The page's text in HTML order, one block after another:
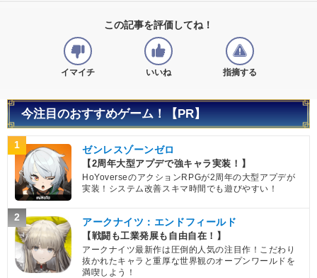
この記事を評価してね！
イマイチ いいね 指摘する
今注目のおすすめゲーム！【PR】
1 ゼンレスゾーンゼロ
【2周年大型アプデで強キャラ実装！】
HoYoverseのアクションRPGが2周年の大型アプデが
実装！システム改善スキマ時間でも遊びやすい！
2 アークナイツ：エンドフィールド
【戦闘も工業発展も自由自在！】
アークナイツ最新作は圧倒的人気の注目作！こだわり
抜かれたキャラと重厚な世界観のオープンワールドを
満喫しよう！